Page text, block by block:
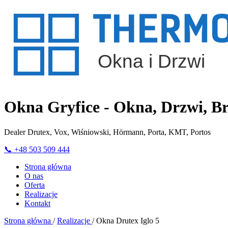
Okna Gryfice - Okna, Drzwi,
Dealer Drutex, Vox, Wiśniowski, Hörmann, Porta, KMT, Portos
📞 +48 503 509 444
Strona główna
O nas
Oferta
Realizacje
Kontakt
Strona główna /Realizacje /Okna Drutex Iglo 5